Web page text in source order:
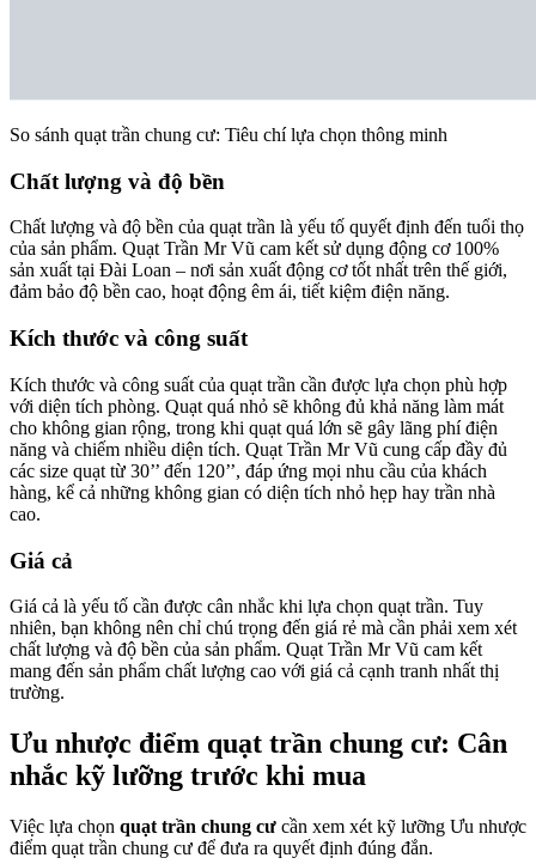
So sánh quạt trần chung cư: Tiêu chí lựa chọn thông minh
Chất lượng và độ bền
Chất lượng và độ bền của quạt trần là yếu tố quyết định đến tuổi thọ
của sản phẩm. Quạt Trần Mr Vũ cam kết sử dụng động cơ 100%
sản xuất tại Đài Loan – nơi sản xuất động cơ tốt nhất trên thế giới,
đảm bảo độ bền cao, hoạt động êm ái, tiết kiệm điện năng.
Kích thước và công suất
Kích thước và công suất của quạt trần cần được lựa chọn phù hợp
với diện tích phòng. Quạt quá nhỏ sẽ không đủ khả năng làm mát
cho không gian rộng, trong khi quạt quá lớn sẽ gây lãng phí điện
năng và chiếm nhiều diện tích. Quạt Trần Mr Vũ cung cấp đầy đủ
các size quạt từ 30’’ đến 120’’, đáp ứng mọi nhu cầu của khách
hàng, kể cả những không gian có diện tích nhỏ hẹp hay trần nhà
cao.
Giá cả
Giá cả là yếu tố cần được cân nhắc khi lựa chọn quạt trần. Tuy
nhiên, bạn không nên chỉ chú trọng đến giá rẻ mà cần phải xem xét
chất lượng và độ bền của sản phẩm. Quạt Trần Mr Vũ cam kết
mang đến sản phẩm chất lượng cao với giá cả cạnh tranh nhất thị
trường.
Ưu nhược điểm quạt trần chung cư: Cân
nhắc kỹ lưỡng trước khi mua
Việc lựa chọn quạt trần chung cư cần xem xét kỹ lưỡng Ưu nhược
điểm quạt trần chung cư để đưa ra quyết định đúng đắn.